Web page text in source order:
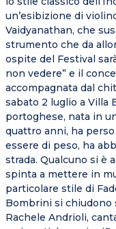
un’esibizione di
Vaidyanathan, che
strumento che da
ospite del Festival
non vedere” e il
accompagnata dal
sabato 2 luglio a Villa
portoghese, nata in
quattro anni, ha
essere di peso, ha
strada. Qualcuno si è
spinta a mettere in
particolare stile di
Bombrini si chiudono
Rachele Andrioli,